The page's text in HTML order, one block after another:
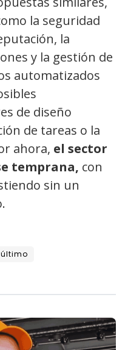
la seguridad
la
y la gestión de
automatizados
de diseño
de tareas o la
ahora, el sector
temprana, con
sin un
último